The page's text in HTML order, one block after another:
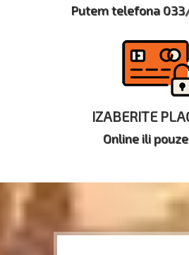
Putem telefona
IZABERITE
Online ili